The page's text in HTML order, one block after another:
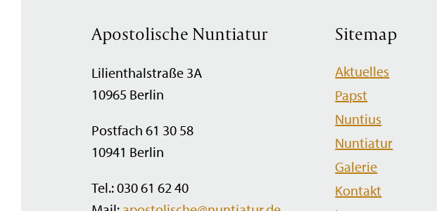
Apostolische Nuntiatur
Lilienthalstraße 3A
10965 Berlin
Postfach 61 30 58
10941 Berlin
Tel.: 030 61 62 40
Sitemap
Navigation
überspringen
Aktuelles
Papst
Nuntius
Nuntiatur
Galerie
Kontakt